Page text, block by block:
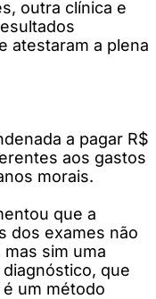
outra clínica e
atestaram a plena
a pagar R$
aos gastos
morais.
que a
dos exames não
sim uma
que
um método